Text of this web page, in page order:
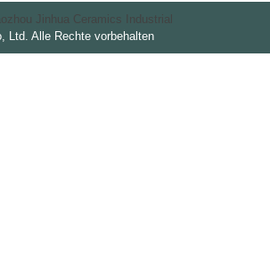
Jinhua Ceramics Industrial
Ltd. Alle Rechte vorbehalten